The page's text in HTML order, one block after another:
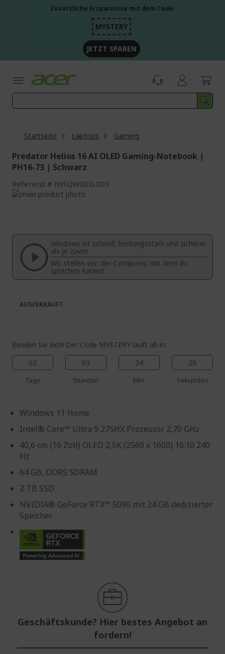
Zusätzliche Ersparnisse mit dem Code:
MYSTERY
JETZT SPAREN
Startseite Laptops Gaming
Predator Helios 16 AI OLED Gaming-Notebook |
PH16-73 | Schwarz
Referenz NH.QW0EG.003
Zum
springen
Bildgalerie
springen
Windows ist schnell, leistungsstark und sicherer
als je zuvor.
Wir stellen vor: der Computer, mit dem du
sprechen kannst.
Beeilen Sie sich! Der Code MYSTERY läuft ab in:
02
Tage
03
Stunden
34
Min.
28
Sekunden
Windows 11 Home
Intel® Core™ Ultra 9 275HX Prozessor 2,70 GHz
40,6 cm (16 Zoll) OLED 2,5K (2560 x 1600) 16:10 240
Hz
64 GB, DDR5 SDRAM
2 TB SSD
NVIDIA® GeForce RTX™ 5090 mit 24 GB dedizierter
Speicher
Geschäftskunde? Hier bestes Angebot an
fordern!
AUSVERKAUFT